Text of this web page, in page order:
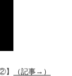
】 （記事→）